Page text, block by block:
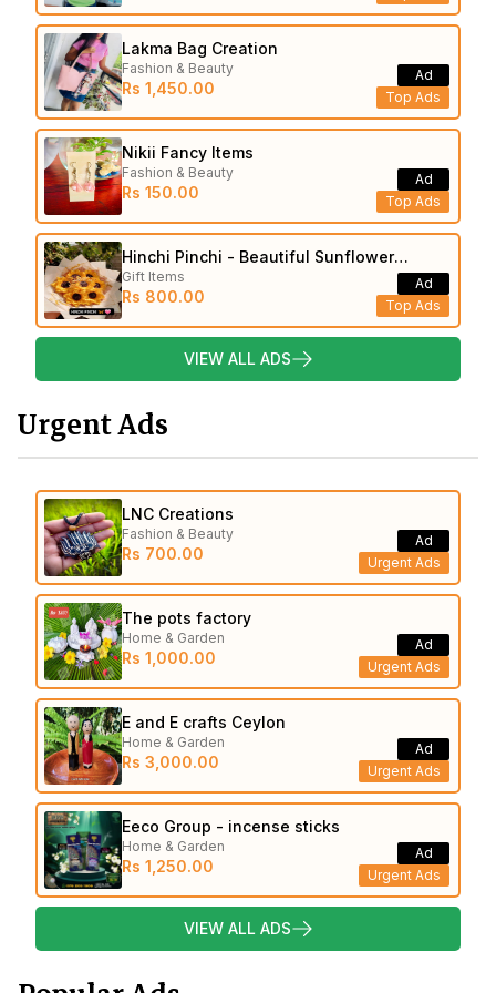
Lakma Bag Creation
Fashion & Beauty
Rs 1,450.00 Top Ads
Ad
Nikii Fancy Items
Fashion & Beauty
Rs 150.00 Top Ads
Ad
Hinchi Pinchi - Beautiful Sunflower
Bouquets
Gift Items
Rs 800.00 Top Ads
Ad
VIEW ALL ADS
Urgent Ads
LNC Creations
Fashion & Beauty
Rs 700.00 Urgent Ads
Ad
The pots factory
Home & Garden
Rs 1,000.00 Urgent Ads
Ad
E and E crafts Ceylon
Home & Garden
Rs 3,000.00 Urgent Ads
Ad
Eeco Group - incense sticks
Home & Garden
Rs 1,250.00 Urgent Ads
Ad
VIEW ALL ADS